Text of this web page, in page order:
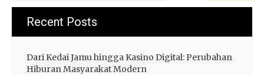
Recent Posts
Dari Kedai Jamu hingga Kasino Digital: Perubahan
Hiburan Masyarakat Modern